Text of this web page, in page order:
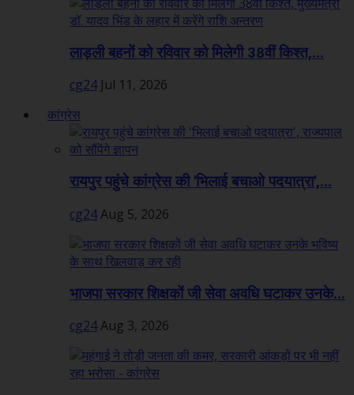
लाड़ली बहनों को रविवार को मिलेगी 38वीं किश्त,...
cg24 Jul 11, 2026
कांग्रेस
रायपुर पहुंचे कांग्रेस की 'भिलाई बचाओ पदयात्रा',...
cg24Aug 5, 2026
भाजपा सरकार शिक्षकों जी सेवा अवधि घटाकर उनके...
cg24Aug 3, 2026